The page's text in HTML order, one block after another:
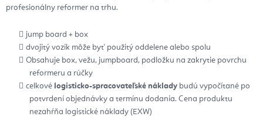
profesionálny reformer na trhu.
jump board + box
dvojitý vozík môže byť použitý oddelene alebo spolu
Obsahuje box, vežu, jumpboard, podložku na zakrytie povrchu
reformeru a rúčky
celkové logisticko-spracovateľské náklady budú vypočítané po
potvrdení objednávky a termínu dodania. Cena produktu
nezahŕňa logistické náklady (EXW)